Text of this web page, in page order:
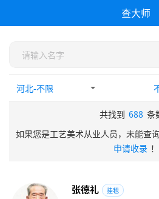
查大师
共找到 688 条
如果您是工艺美术从业人员，未能查
申请收录 ！
张德礼 挂毯